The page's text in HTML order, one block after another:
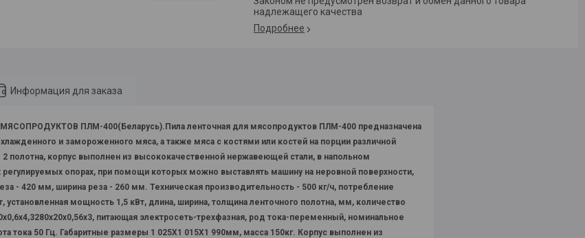
надлежащего качества
Подробнее
Информация для заказа
ПЛМ-400(Беларусь).Пила ленточная для мясопродуктов ПЛМ-400 предназначена
и замороженного мяса, а также мяса с костями или костей на порции различной
полотна, корпус выполнен из высококачественной нержавеющей стали, в напольном
регулируемых опорах, при помощи которых можно выставлять машину на неровной поверхности,
- 420 мм, ширина реза - 260 мм. Техническая производительность - 500 кг/ч, потребление
установленная мощность 1,5 кВт, длина, ширина, толщина ленточного полотна, мм, количество
питающая электросеть-трехфазная, род тока-переменный, номинальное
тока 50 Гц. Габаритные размеры 1 025Х1 015Х1 990мм, масса 150кг. Корпус выполнен из